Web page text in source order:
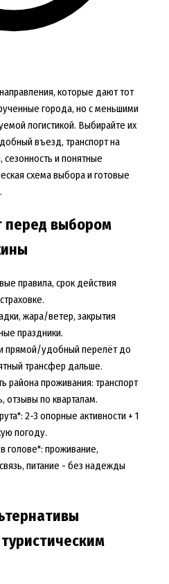
которые дают тот
города, но с меньшими
логистикой. Выбирайте их
въезд, транспорт на
и понятные
схема выбора и готовые
перед выбором
правила, срок действия
жара/ветер, закрытия
праздники.
прямой/удобный перелёт до
трансфер дальше.
района проживания: транспорт
отзывы по кварталам.
2-3 опорные активности + 1
погоду.
голове": проживание,
питание - без надежды